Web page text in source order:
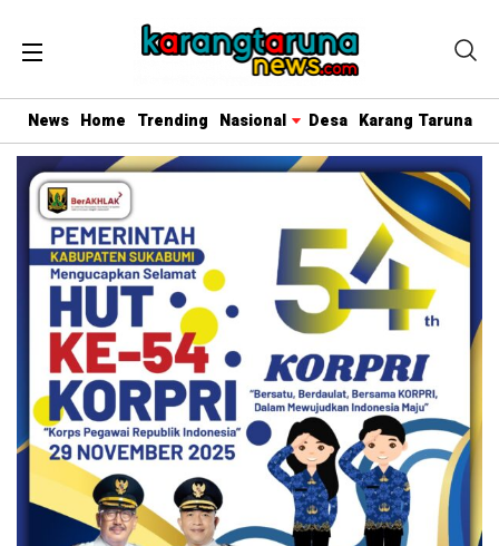
News Home Trending Nasional Desa Karang Taruna